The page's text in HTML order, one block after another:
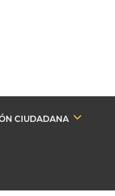
CIUDADANA